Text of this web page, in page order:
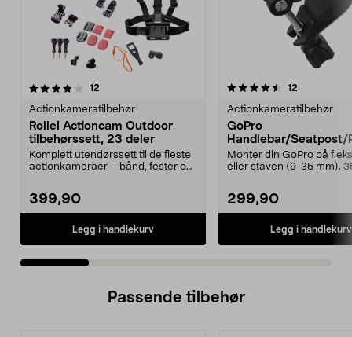
12
Actionkameratilbehør
Rollei Actioncam Outdoor
tilbehørssett, 23 deler
Komplett utendørssett til de fleste
actionkameraer – bånd, fester og
399,90
Legg i handlekurv
4.5 av 5 stjerner 12
Actionkameratilbehør
GoPro
Handlebar/Seatpost/
Mount, rør/styrefeste.
Monter din GoPro på
eller staven (9-35 mm).
299,90
Legg i handlekurv
5.0 av 5 stjerner
Passende tilbehør